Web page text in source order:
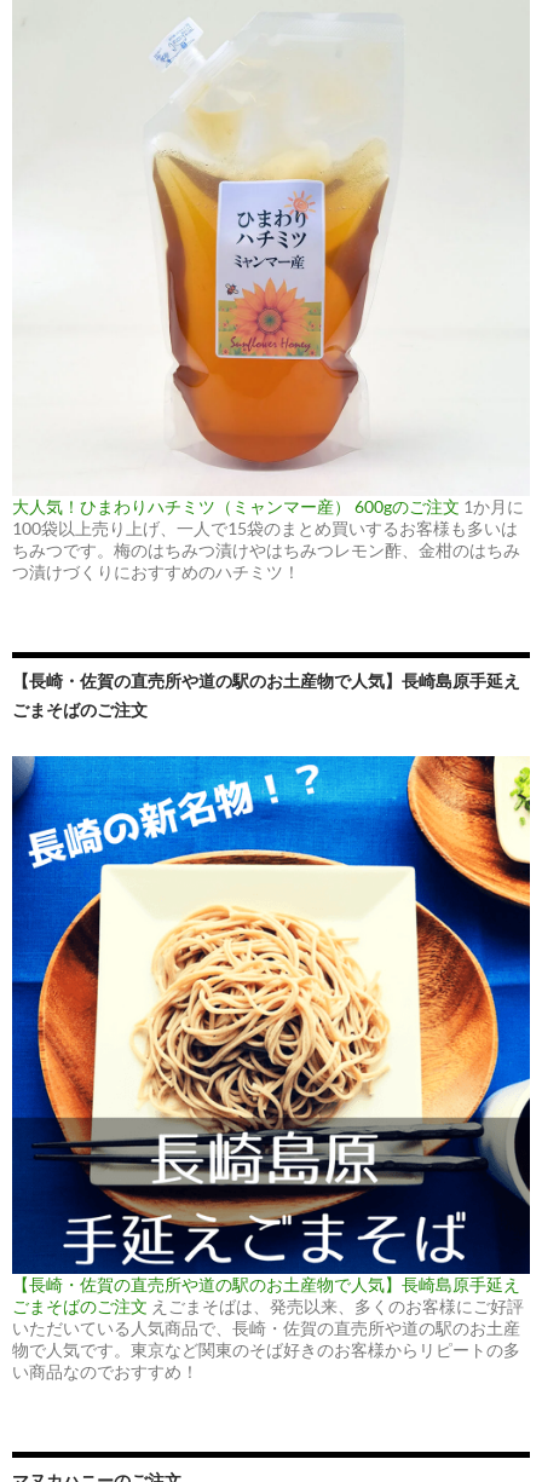
大人気！ひまわりハチミツ（ミャンマー産） 600gのご注文 1か月に
100袋以上売り上げ、一人で15袋のまとめ買いするお客様も多いは
ちみつです。梅のはちみつ漬けやはちみつレモン酢、金柑のはちみ
つ漬けづくりにおすすめのハチミツ！
【長崎・佐賀の直売所や道の駅のお土産物で人気】長崎島原手延え
ごまそばのご注文
【長崎・佐賀の直売所や道の駅のお土産物で人気】長崎島原手延え
ごまそばのご注文 えごまそばは、発売以来、多くのお客様にご好評
いただいている人気商品で、長崎・佐賀の直売所や道の駅のお土産
物で人気です。東京など関東のそば好きのお客様からリピートの多
い商品なのでおすすめ！